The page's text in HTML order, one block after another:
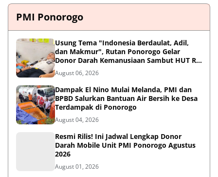
PMI Ponorogo
Usung Tema "Indonesia Berdaulat, Adil,
dan Makmur", Rutan Ponorogo Gelar
Donor Darah Kemanusiaan Sambut HUT RI
ke-81
August 06, 2026
Dampak El Nino Mulai Melanda, PMI dan
BPBD Salurkan Bantuan Air Bersih ke Desa
Terdampak di Ponorogo
August 04, 2026
Resmi Rilis! Ini Jadwal Lengkap Donor
Darah Mobile Unit PMI Ponorogo Agustus
2026
August 01, 2026